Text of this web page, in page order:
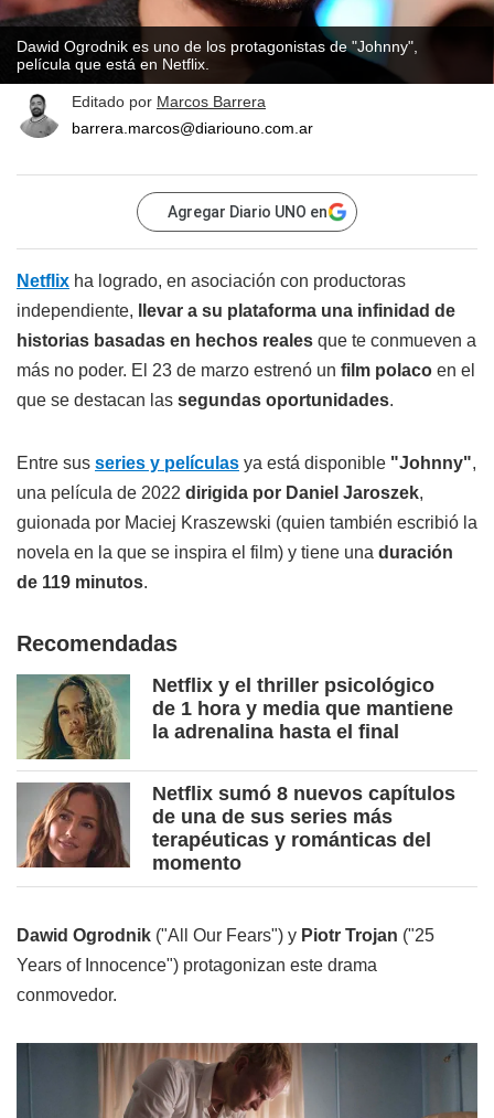
Dawid Ogrodnik es uno de los protagonistas de "Johnny",
película que está en Netflix.
Editado por Marcos Barrera
barrera.marcos@diariouno.com.ar
Agregar Diario UNO en
Netflix ha logrado, en asociación con productoras
independiente,
llevar a su plataforma una infinidad de
historias basadas en hechos reales que te conmueven a
más no poder. El 23 de marzo estrenó un film polaco en el
que se destacan las segundas oportunidades.
Entre sus series y películas ya está disponible "Johnny",
una película de 2022 dirigida por Daniel Jaroszek,
guionada por Maciej Kraszewski (quien también escribió la
novela en la que se inspira el film) y tiene una duración
de 119 minutos.
Recomendadas
Netflix y el thriller psicológico
de 1 hora y media que mantiene
la adrenalina hasta el final
Netflix sumó 8 nuevos capítulos
de una de sus series más
terapéuticas y románticas del
momento
Dawid Ogrodnik ("All Our Fears") y Piotr Trojan ("25
Years of Innocence") protagonizan este drama
conmovedor.